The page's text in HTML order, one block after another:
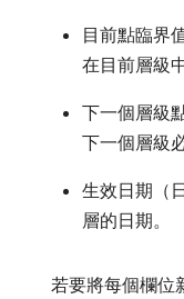
目前點臨界
在目前層級
下一個層級
下一個層級
生效日期（
層的日期。
若要將每個欄位